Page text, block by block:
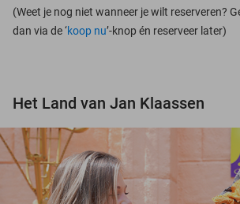
(Weet je nog niet wanneer je wilt reserveren?
dan via de ‘koop nu’-knop én reserveer later)
Het Land van Jan Klaassen